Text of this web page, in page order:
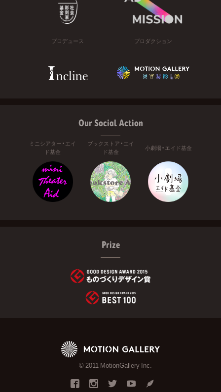
プロデュース プロダクション
Our Social Action
ミニシアター・エイ
ド基金
ブックストア・エイ
ド基金
小劇場・エイド基金
Prize
© 2011 MotionGallery Inc.